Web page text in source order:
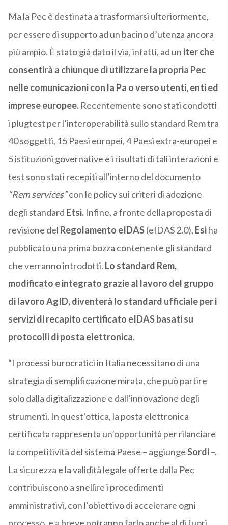
Ma la Pec è destinata a trasformarsi ulteriormente,
per essere di supporto ad un bacino d’utenza ancora
più ampio. È stato già dato il via, infatti, ad un iter che
consentirà a chiunque di utilizzare la propria Pec
nelle comunicazioni con la Pa o verso utenti, enti ed
imprese europee.Recentemente sono stati condotti
i plugtest per l’interoperabilità sullo standard Rem tra
40 soggetti, 15 Paesi europei, 4 Paesi extra-europei e
5 istituzioni governative e i risultati di tali interazioni e
test sono stati recepiti all’interno del documento
“Rem services”con le policy sui criteri di adozione
degli standard Etsi.Infine, a fronte della proposta di
revisione del Regolamento eIDAS(eIDAS 2.0), Esiha
pubblicato una prima bozza contenente gli standard
che verranno introdotti. Lo standard Rem,
modificato e integrato grazie al lavoro del gruppo
di lavoro AgID, diventerà lo standard ufficiale per i
servizi di recapito certificato eIDAS basati su
protocolli di posta elettronica.
“I processi burocratici in Italia necessitano di una
strategia di semplificazione mirata, che può partire
solo dalla digitalizzazione e dall’innovazione degli
strumenti. In quest’ottica, la posta elettronica
certificata rappresenta un’opportunità per rilanciare
la competitività del sistema Paese – aggiungeSordi–.
La sicurezza e la validità legale offerte dalla Pec
contribuiscono a snellire i procedimenti
amministrativi, con l’obiettivo di accelerare ogni